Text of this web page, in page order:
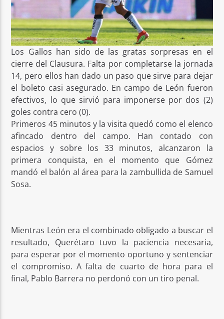
Los Gallos han sido de las gratas sorpresas en el
cierre del Clausura. Falta por completarse la jornada
14, pero ellos han dado un paso que sirve para dejar
el boleto casi asegurado. En campo de León fueron
efectivos, lo que sirvió para imponerse por dos (2)
goles contra cero (0).
Primeros 45 minutos y la visita quedó como el elenco
afincado dentro del campo. Han contado con
espacios y sobre los 33 minutos, alcanzaron la
primera conquista, en el momento que Gómez
mandó el balón al área para la zambullida de Samuel
Sosa.
Mientras León era el combinado obligado a buscar el
resultado, Querétaro tuvo la paciencia necesaria,
para esperar por el momento oportuno y sentenciar
el compromiso. A falta de cuarto de hora para el
final, Pablo Barrera no perdonó con un tiro penal.